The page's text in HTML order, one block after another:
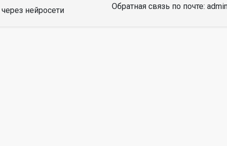
через нейросети
Обратная связь по почте: